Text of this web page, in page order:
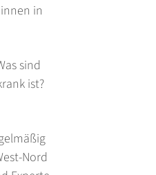
in
sind
ist?
Nord